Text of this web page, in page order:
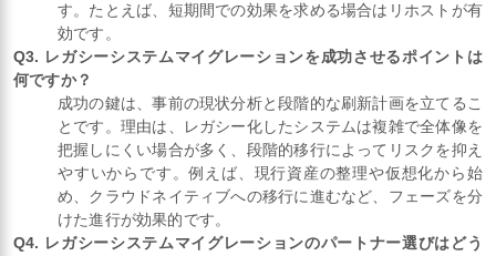
す。たとえば、短期間での効果を求める場合はリホストが有
効です。
Q3. レガシーシステムマイグレーションを成功させるポイントは
何ですか？
成功の鍵は、事前の現状分析と段階的な刷新計画を立てるこ
とです。理由は、レガシー化したシステムは複雑で全体像を
把握しにくい場合が多く、段階的移行によってリスクを抑え
やすいからです。例えば、現行資産の整理や仮想化から始
め、クラウドネイティブへの移行に進むなど、フェーズを分
けた進行が効果的です。
Q4. レガシーシステムマイグレーションのパートナー選びはどう